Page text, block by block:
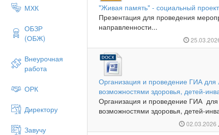
МХК
ОБЗР
(ОБЖ)
Внеурочная
работа
ОРК
Директору
Завучу
"Живая память" - социальный проект
Презентация для проведения
направленности...
Организация и проведение ГИА
возможностями здоровья, детей-
Организация и проведение ГИА
возможностями здоровья, детей-
02.03.2026